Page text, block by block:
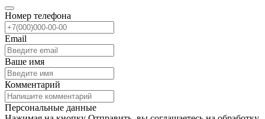
Номер телефона
Email
Ваше имя
Комментарий
Персональные данные